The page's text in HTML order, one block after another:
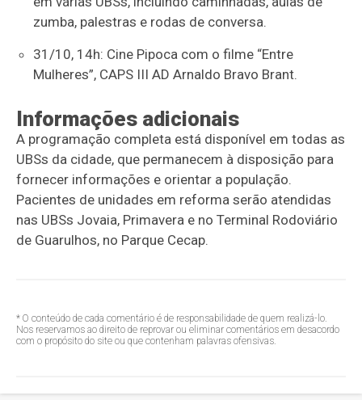
zumba, palestras e rodas de conversa.
31/10, 14h: Cine Pipoca com o filme “Entre
Mulheres”, CAPS III AD Arnaldo Bravo Brant.
Informações adicionais
A programação completa está disponível em todas as
UBSs da cidade, que permanecem à disposição para
fornecer informações e orientar a população.
Pacientes de unidades em reforma serão atendidas
nas UBSs Jovaia, Primavera e no Terminal Rodoviário
de Guarulhos, no Parque Cecap.
* O conteúdo de cada comentário é de responsabilidade de quem realizá-lo.
Nos reservamos ao direito de reprovar ou eliminar comentários em desacordo
com o propósito do site ou que contenham palavras ofensivas.